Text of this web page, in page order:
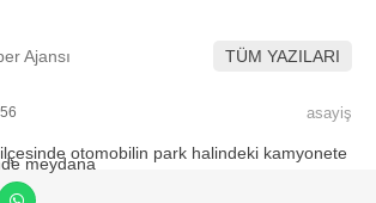
Ajansı TÜM YAZILARI
asayiş